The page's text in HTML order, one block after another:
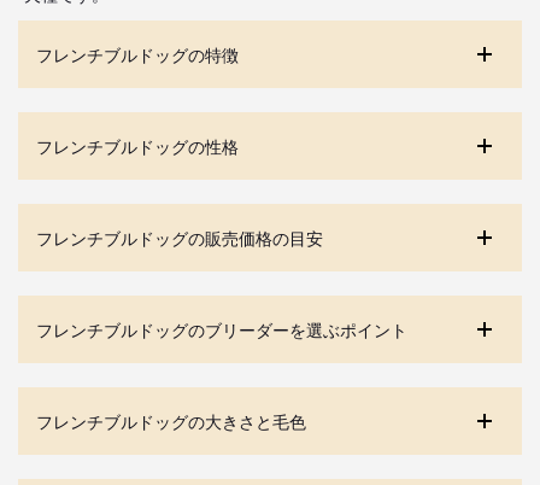
フレンチブルドッグの特徴
フレンチブルドッグの性格
フレンチブルドッグの販売価格の目安
フレンチブルドッグのブリーダーを選ぶポイント
フレンチブルドッグの大きさと毛色